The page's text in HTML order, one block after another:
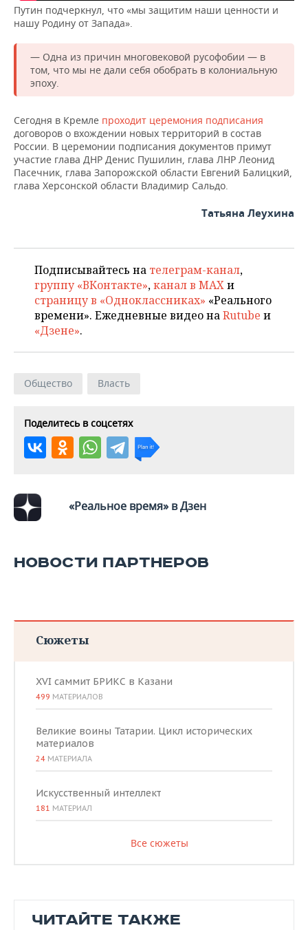
Путин подчеркнул, что «мы защитим наши ценности и
нашу Родину от Запада».
— Одна из причин многовековой русофобии — в
том, что мы не дали себя обобрать в колониальную
эпоху.
Сегодня в Кремле проходит церемония подписания
договоров о вхождении новых территорий в состав
России. В церемонии подписания документов примут
участие глава ДНР Денис Пушилин, глава ЛНР Леонид
Пасечник, глава Запорожской области Евгений Балицкий,
глава Херсонской области Владимир Сальдо.
Татьяна Леухина
Подписывайтесь на телеграм-канал,
группу «ВКонтакте»,канал в MAXи
страницу в «Одноклассниках» «Реального
времени». Ежедневные видео наRutube и
«Дзене».
Общество Власть
Поделитесь в соцсетях
«Реальное время» в Дзен
НОВОСТИ ПАРТНЕРОВ
Сюжеты
XVI саммит БРИКС в Казани
499 МАТЕРИАЛОВ
Великие воины Татарии. Цикл исторических
материалов
24 МАТЕРИАЛА
Искусственный интеллект
181 МАТЕРИАЛ
Все сюжеты
ЧИТАЙТЕ ТАКЖЕ